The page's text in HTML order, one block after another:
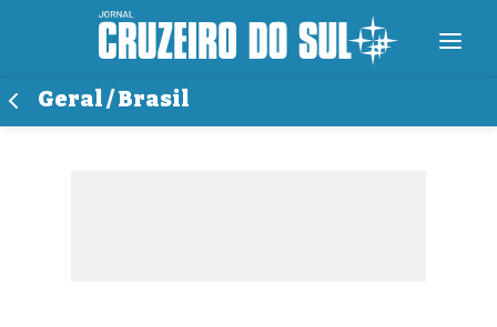
Geral / Brasil